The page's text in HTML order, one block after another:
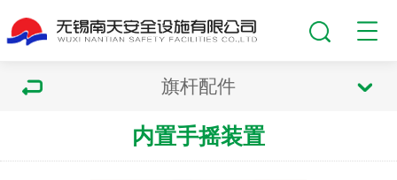
旗杆配件
内置手摇装置